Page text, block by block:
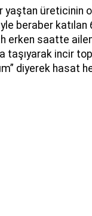
yaştan üreticinin
beraber katılan
erken saatte
taşıyarak incir
diyerek hasat